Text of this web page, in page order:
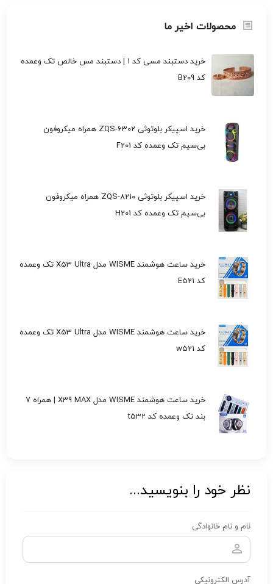
محصولات اخیر ما
خرید دستبند مسی کد 1 | دستبند مس خالص تک وعمده
کد B209
خرید اسپیکر بلوتوثی ZQS-6302 همراه میکروفون
بی‌سیم تک وعمده کد F201
خرید اسپیکر بلوتوثی ZQS-8210 همراه میکروفون
بی‌سیم تک وعمده کد H201
خرید ساعت هوشمند WISME مدل X53 Ultra تک وعمده
کد E521
خرید ساعت هوشمند WISME مدل X53 Ultra تک وعمده
کد w521
خرید ساعت هوشمند WISME مدل X39 MAX | همراه 7
بند تک وعمده کد t532
نظر خود را بنویسید...
نام و نام خانوادگی
آدرس الکترونیکی